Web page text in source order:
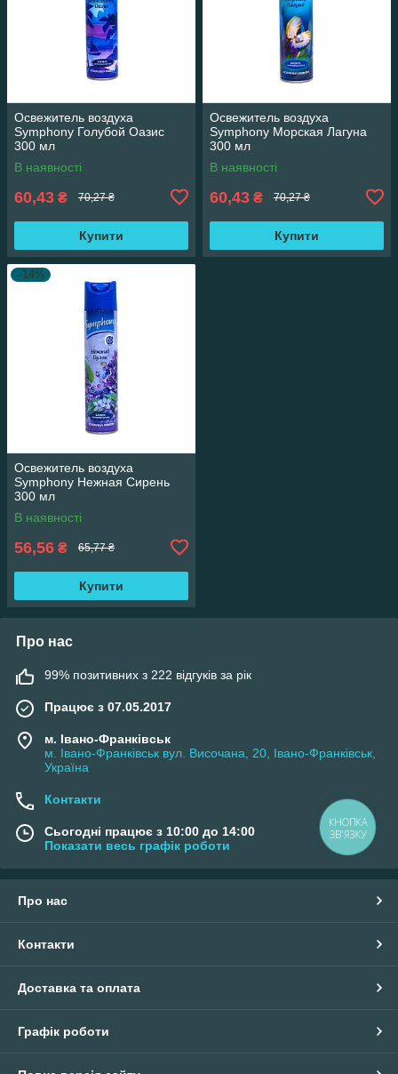
Освежитель воздуха
Symphony Голубой Оазис
300 мл
В наявності
60,43 ₴ 70,27 ₴
Купити
Освежитель воздуха
Symphony Морская Лагуна
300 мл
В наявності
60,43 ₴ 70,27 ₴
Купити
–14%
Освежитель воздуха
Symphony Нежная Сирень
300 мл
В наявності
56,56 ₴ 65,77 ₴
Купити
Про нас
99% позитивних з 222 відгуків за рік
Працює з 07.05.2017
м. Івано-Франківськ
м. Івано-Франківськ вул. Височана, 20, Івано-Франківськ,
Україна
Контакти
Сьогодні працює з 10:00 до 14:00
Показати весь графік роботи
Про нас
Контакти
Доставка та оплата
Графік роботи
КНОПКА
ЗВ'ЯЗКУ